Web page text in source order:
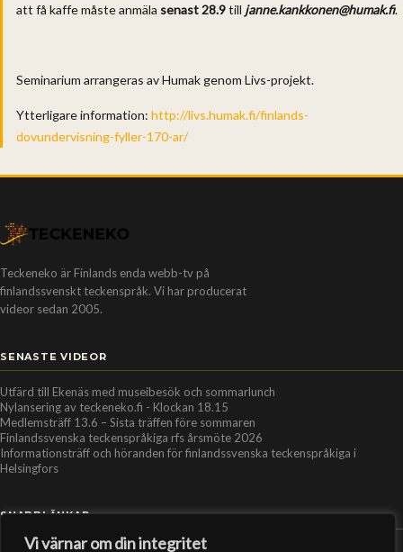
Vi värnar om din integritet
att få kaffe måste anmäla senast 28.9till janne.kankkonen@humak.fi.
Seminarium arrangeras av Humak genom Livs-projekt.
Ytterligare information: http://livs.humak.fi/finlands-
dovundervisning-fyller-170-ar/
Teckeneko är Finlands enda webb-tv på
finlandssvenskt teckenspråk. Vi har producerat
videor sedan 2005.
SENASTE VIDEOR
Utfärd till Ekenäs med museibesök och sommarlunch
Nylansering av teckeneko.fi - Klockan 18.15
Medlemsträff 13.6 – Sista träffen före sommaren
Finlandssvenska teckenspråkiga rfs årsmöte 2026
Informationsträff och höranden för finlandssvenska teckenspråkiga i
Helsingfors
SNABBLÄNKAR